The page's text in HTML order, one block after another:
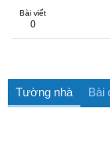
Bài viết
0
Tường nhà Bài